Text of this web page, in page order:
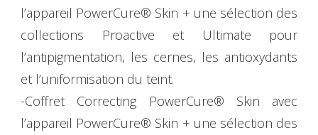
l’appareil PowerCure® Skin + une sélection des
collections Proactive et Ultimate pour
l’antipigmentation, les cernes, les antioxydants
et l’uniformisation du teint.
-Coffret Correcting PowerCure® Skin avec
l’appareil PowerCure® Skin + une sélection des